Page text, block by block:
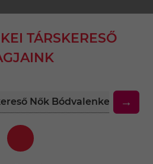
TÁRSKERESŐ
Nők Bódvalenke →